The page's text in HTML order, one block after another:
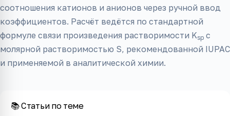
соотношения катионов и анионов через ручной ввод
коэффициентов. Расчёт ведётся по стандартной
формуле связи произведения растворимости Ksp с
молярной растворимостью S, рекомендованной IUPAC
и применяемой в аналитической химии.
📚 Статьи по теме